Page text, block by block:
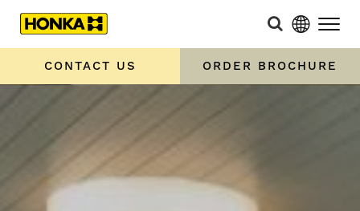
CONTACT US ORDER BROCHURE